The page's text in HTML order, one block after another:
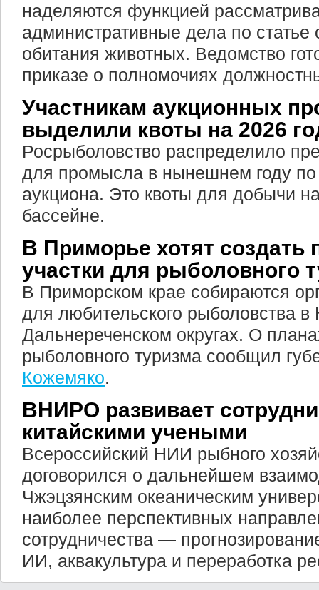
наделяются функцией
административные дела по статье
обитания животных. Ведомство
приказе о полномочиях
Участникам аукционных
выделили квоты на 2026
Росрыболовство распределило
для промысла в нынешнем году по
аукциона. Это квоты для добычи
бассейне.
В Приморье хотят создать
участки для рыболовного
В Приморском крае собираются
для любительского рыболовства
Дальнереченском округах. О
рыболовного туризма сообщил
Кожемяко.
ВНИРО развивает
китайскими учеными
Всероссийский НИИ рыбного
договорился о дальнейшем
Чжэцзянским океаническим
наиболее перспективных
сотрудничества —
ИИ, аквакультура и переработка